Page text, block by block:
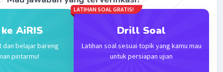
1.0(
AiRIS
dan belajar bareng
pintarmu!
LATIHAN SOAL GRATIS!
Drill Soal
Latihan soal sesuai topik yang kamu mau
untuk persiapan ujian